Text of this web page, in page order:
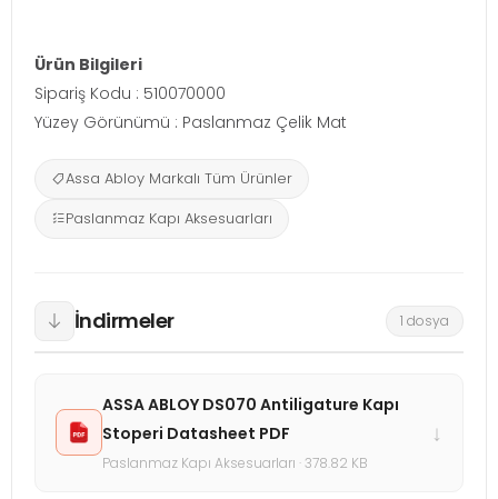
Ürün Bilgileri
Sipariş Kodu : 510070000
Yüzey Görünümü : Paslanmaz Çelik Mat
Assa Abloy Markalı Tüm Ürünler
Paslanmaz Kapı Aksesuarları
İndirmeler 1 dosya
ASSA ABLOY DS070 Antiligature Kapı
Stoperi Datasheet PDF
Paslanmaz Kapı Aksesuarları · 378.82 KB
↓